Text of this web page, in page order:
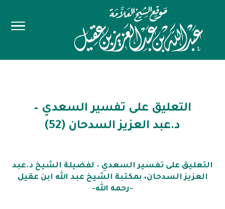
التعليق على تفسير السعدي –
د.عبد العزيز السدحان (52)
التعليق على تفسير السعدي – لفضيلة الشيخ د.عبد
العزيز السدحان، بمكتبة الشيخ عبد الله ابن عقيل
-رحمه الله-